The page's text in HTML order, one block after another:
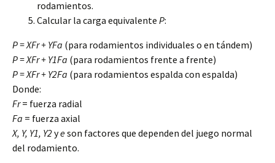
rodamientos.
Calcular la carga equivalente P:
P = XFr + YFa (para rodamientos individuales o en tándem)
P = XFr + Y1Fa (para rodamientos frente a frente)
P = XFr + Y2Fa (para rodamientos espalda con espalda)
Donde:
Fr= fuerza radial
Fa = fuerza axial
X, Y, Y1, Y2yeson factores que dependen del juego normal
del rodamiento.